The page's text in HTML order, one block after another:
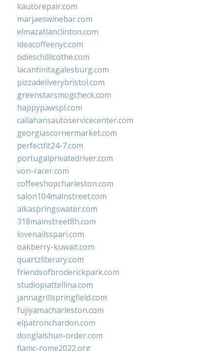
kautorepair.com
marjaeswinebar.com
elmazatlanclinton.com
ideacoffeenyc.com
odieschillicothe.com
lacantinitagalesburg.com
pizzadeliverybristol.com
greenstarsmogcheck.com
happypawspl.com
callahansautoservicecenter.com
georgiascornermarket.com
perfectfit24-7.com
portugalprivatedriver.com
von-racer.com
coffeeshopcharleston.com
salon104mainstreet.com
alkaspringswater.com
318mainstreet8h.com
lovenailsspari.com
oakberry-kuwait.com
quartzliterary.com
friendsofbroderickpark.com
studiopiattellina.com
jannagrillspringfield.com
fujiyamacharleston.com
elpatronchardon.com
donglaishun-order.com
fiamc-rome2022.org